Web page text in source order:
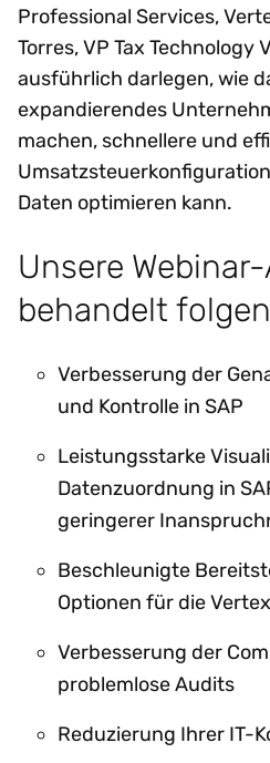
Professional Services,
Torres, VP Tax Technology
ausführlich darlegen, wie
expandierendes
machen, schnellere und
Daten optimieren kann.
Unsere
behandelt
Verbesserung der
und Kontrolle in SAP
Leistungsstarke
Datenzuordnung in
geringerer
Beschleunigte
Optionen für die
Verbesserung der
problemlose Audits
Reduzierung Ihrer IT-